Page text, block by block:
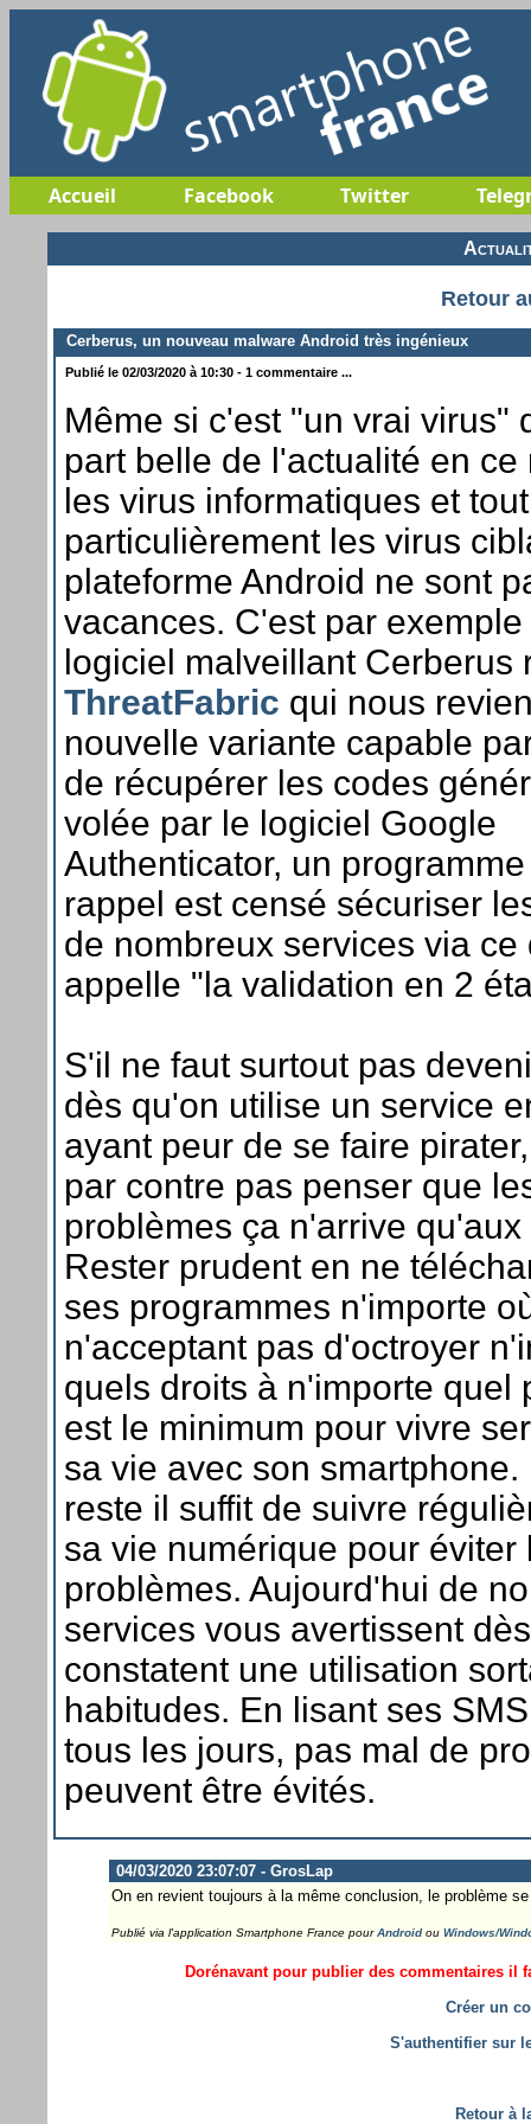
Accueil Facebook Twitter
Retour
Cerberus, un nouveau malware Android très ingénieux
Publié le 02/03/2020 à 10:30 - 1 commentaire ...
Même si c'est "un vrai virus"
part belle de l'actualité en ce
les virus informatiques et tout
particulièrement les virus
plateforme Android ne sont
vacances. C'est par
logiciel malveillant Cerberus
ThreatFabric qui nous
nouvelle variante capable
de récupérer les codes
volée par le logiciel Google
Authenticator, un
rappel est censé sécuriser
de nombreux services via ce
appelle "la validation en 2
S'il ne faut surtout pas
dès qu'on utilise un service
ayant peur de se faire
par contre pas penser que
problèmes ça n'arrive qu'aux
Rester prudent en ne
ses programmes n'importe
n'acceptant pas d'octroyer
quels droits à n'importe quel
est le minimum pour vivre
sa vie avec son smartphone.
reste il suffit de suivre
sa vie numérique pour éviter
problèmes. Aujourd'hui de
services vous avertissent
constatent une utilisation
habitudes. En lisant ses
tous les jours, pas mal de
peuvent être évités.
04/03/2020 23:07:07 - GrosLap
On en revient toujours à la même conclusion, le problème
Publié via l'application Smartphone France pourAndroidou Windows/
Dorénavant pour publier des commentaires il
Créer un
S'authentifier sur
Retour à